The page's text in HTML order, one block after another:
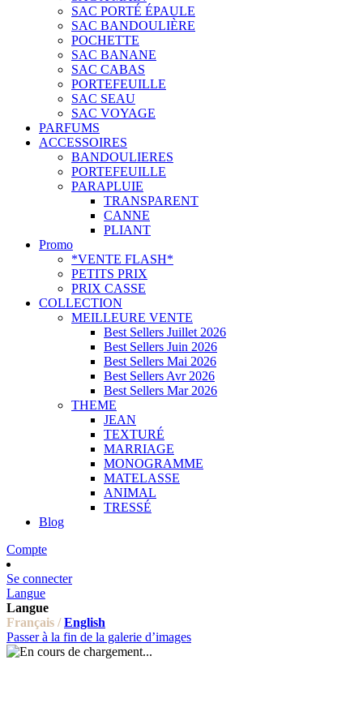
SAC PORTÉ ÉPAULE
SAC BANDOULIÈRE
POCHETTE
SAC BANANE
SAC CABAS
PORTEFEUILLE
SAC SEAU
SAC VOYAGE
PARFUMS
ACCESSOIRES
BANDOULIERES
PORTEFEUILLE
PARAPLUIE
TRANSPARENT
CANNE
PLIANT
Promo
*VENTE FLASH*
PETITS PRIX
PRIX CASSE
COLLECTION
MEILLEURE VENTE
Best Sellers Juillet 2026
Best Sellers Juin 2026
Best Sellers Mai 2026
Best Sellers Avr 2026
Best Sellers Mar 2026
THEME
JEAN
TEXTURÉ
MARRIAGE
MONOGRAMME
MATELASSE
ANIMAL
TRESSÉ
Blog
Compte
Se connecter
Langue
Langue
Français / English
Passer à la fin de la galerie d’images